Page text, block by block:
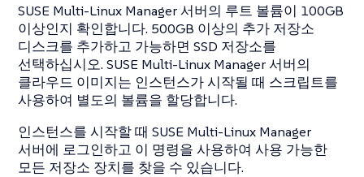
SUSE Multi-Linux Manager 서버의 루트 볼륨이 100GB
이상인지 확인합니다. 500GB 이상의 추가 저장소
디스크를 추가하고 가능하면 SSD 저장소를
선택하십시오. SUSE Multi-Linux Manager 서버의
클라우드 이미지는 인스턴스가 시작될 때 스크립트를
사용하여 별도의 볼륨을 할당합니다.
인스턴스를 시작할 때 SUSE Multi-Linux Manager
서버에 로그인하고 이 명령을 사용하여 사용 가능한
모든 저장소 장치를 찾을 수 있습니다.